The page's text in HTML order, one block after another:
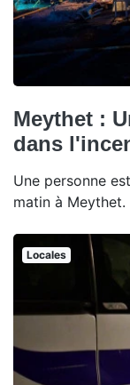
Meythet :
dans
Une personne
matin à Meythet.
Locales